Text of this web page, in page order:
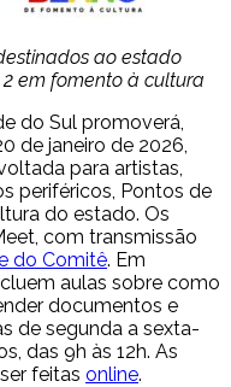
ao estado
em fomento à cultura
do Sul promoverá,
de janeiro de 2026,
para artistas,
periféricos, Pontos de
do estado. Os
com transmissão
do Comitê. Em
aulas sobre como
documentos e
de segunda a sexta-
das 9h às 12h. As
feitas online.